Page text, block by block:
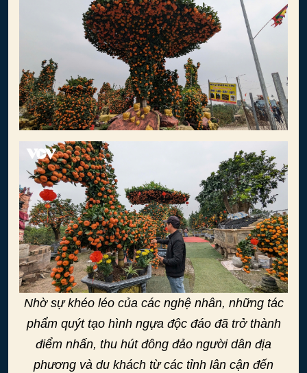
Nhờ sự khéo léo của các nghệ nhân, những tác
phẩm quýt tạo hình ngựa độc đáo đã trở thành
điểm nhấn, thu hút đông đảo người dân địa
phương và du khách từ các tỉnh lân cận đến